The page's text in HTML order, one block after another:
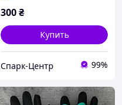
300₴
Купить
Спарк-Центр 99%